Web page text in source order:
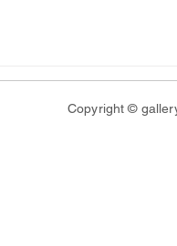
Copyright ©